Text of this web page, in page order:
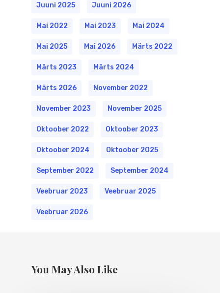
Juuni 2025 Juuni 2026
Mai 2022 Mai 2023 Mai 2024
Mai 2025 Mai 2026 Märts 2022
Märts 2023 Märts 2024
Märts 2026 November 2022
November 2023 November 2025
Oktoober 2022 Oktoober 2023
Oktoober 2024 Oktoober 2025
September 2022 September 2024
Veebruar 2023 Veebruar 2025
Veebruar 2026
You May Also Like